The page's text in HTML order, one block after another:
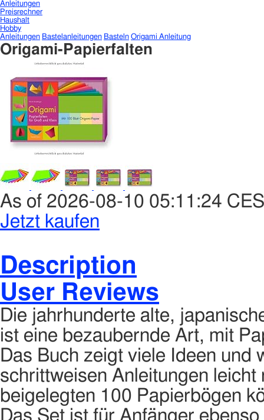
Anleitungen
Preisrechner
Haushalt
Hobby
Anleitungen Bastelanleitungen Basteln Origami Anleitung
Origami-Papierfalten
As of 2026-08-10 05:11:24
Jetzt kaufen
Description
User Reviews
Die jahrhunderte alte,
ist eine bezaubernde Art, mit
Das Buch zeigt viele Ideen und
schrittweisen Anleitungen
beigelegten 100 Papierbögen
Das Set ist für Anfänger